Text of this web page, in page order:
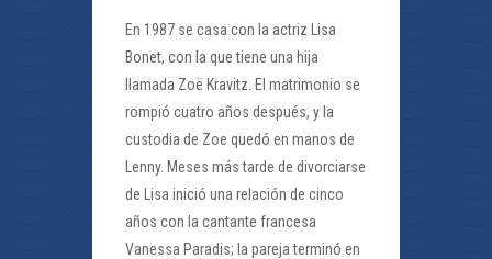
En 1987 se casa con la actriz Lisa
Bonet, con la que tiene una hija
llamada Zoë Kravitz. El matrimonio se
rompió cuatro años después, y la
custodia de Zoe quedó en manos de
Lenny. Meses más tarde de divorciarse
de Lisa inició una relación de cinco
años con la cantante francesa
Vanessa Paradis; la pareja terminó en